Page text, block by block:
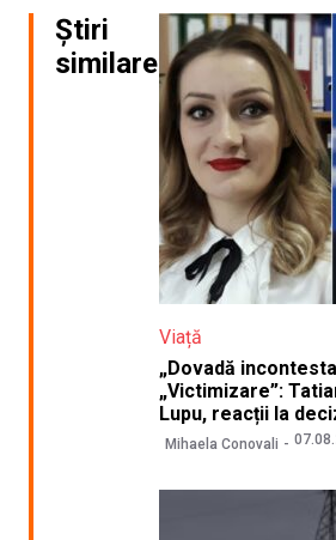
Știri
similare
Viață
„Dovadă
„Victimizare”:
Lupu, reacții la
Mihaela Conovali